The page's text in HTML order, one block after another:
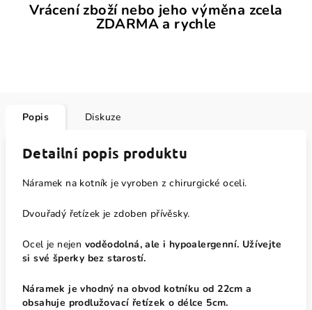
Vrácení zboží nebo jeho výměna zcela
ZDARMA a rychle
Popis Diskuze
Detailní popis produktu
Náramek na kotník je vyroben z chirurgické oceli.
Dvouřadý řetízek je zdoben přívěsky.
Ocel je nejen voděodolná, ale i hypoalergenní. Užívejte
si své šperky bez starostí.
Náramek je vhodný na obvod kotníku od 22cm a
obsahuje prodlužovací řetízek o délce 5cm.